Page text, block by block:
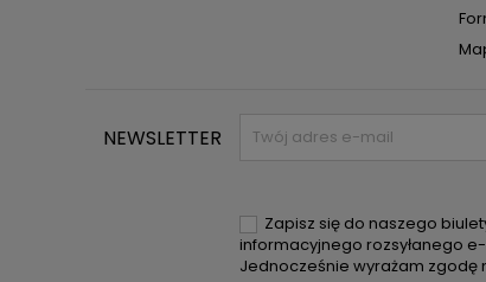
NEWSLETTER
Zapisz się do naszego
informacyjnego rozsyłanego
Jednocześnie wyrażam zgodę